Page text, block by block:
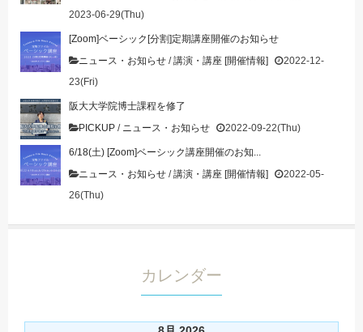
2023-06-29(Thu)
[Zoom]ベーシック[分割]定期講座開催のお知らせ
ニュース・お知らせ /講演・講座 [開催情報]
2022-12-
23(Fri)
阪大大学院博士課程を修了
PICKUP / ニュース・お知らせ 2022-09-22(Thu)
6/18(土) [Zoom]ベーシック講座開催のお知...
ニュース・お知らせ /講演・講座 [開催情報]
2022-05-
26(Thu)
カレンダー